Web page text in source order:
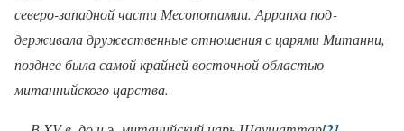
северо-западной части Месопотамии. Аррапха под­
держивала дружественные отношения с царями Митанни,
позднее была самой крайней восточной областью
митаннийского царства.